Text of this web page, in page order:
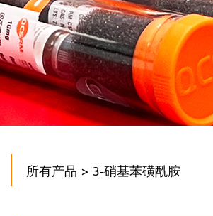
所有产品 > 3-硝基苯磺酰胺